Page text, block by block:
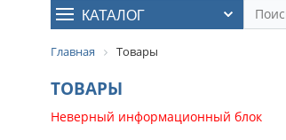
КАТАЛОГ
Главная Товары
ТОВАРЫ
Неверный информационный блок